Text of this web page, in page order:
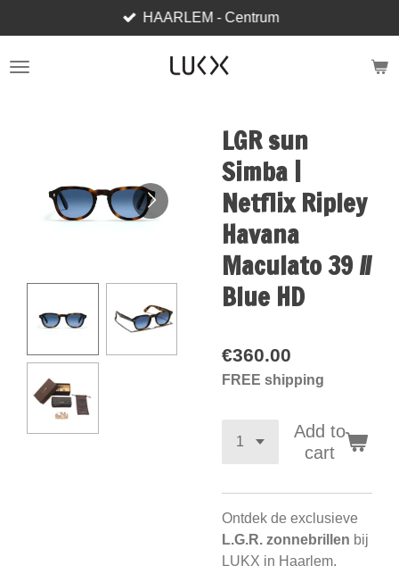
to
main
HAARLEM - Centrum
LGR sun
Simba |
Netflix Ripley
Havana
Maculato 39 //
Blue HD
€360.00
FREE shipping
Add to
cart
Ontdek de exclusieve
L.G.R. zonnebrillen bij
LUKX in Haarlem.